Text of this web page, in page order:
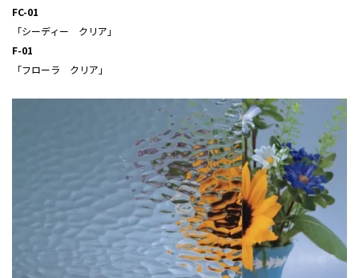
FC-01
「シーディー クリア」
F-01
「フローラ クリア」